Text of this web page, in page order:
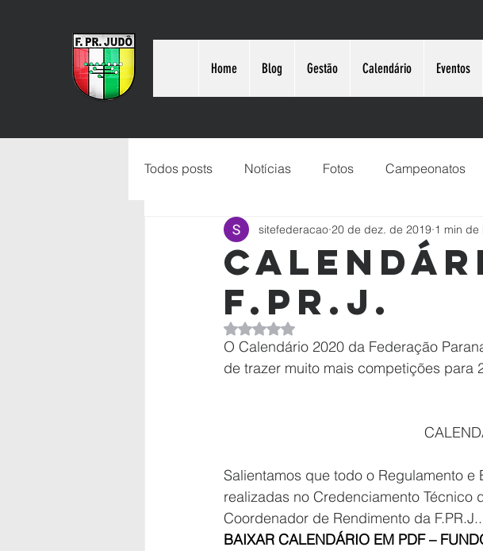
Home Blog Gestão Calendário Eventos
Todos posts Notícias Fotos Campeonatos
F.PR.J.
sitefederacao 20 de dez. de 2019 1 min de
Avaliado com NaN de 5 estrelas.
O Calendário 2020 da Federação
de trazer muito mais competições para
Salientamos que todo o Regulamento
realizadas no Credenciamento Técnico
Coordenador de Rendimento da F.PR.J..
BAIXAR CALENDÁRIO EM PDF –